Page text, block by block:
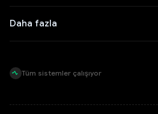
Daha fazla
Tüm sistemler çalışıyor